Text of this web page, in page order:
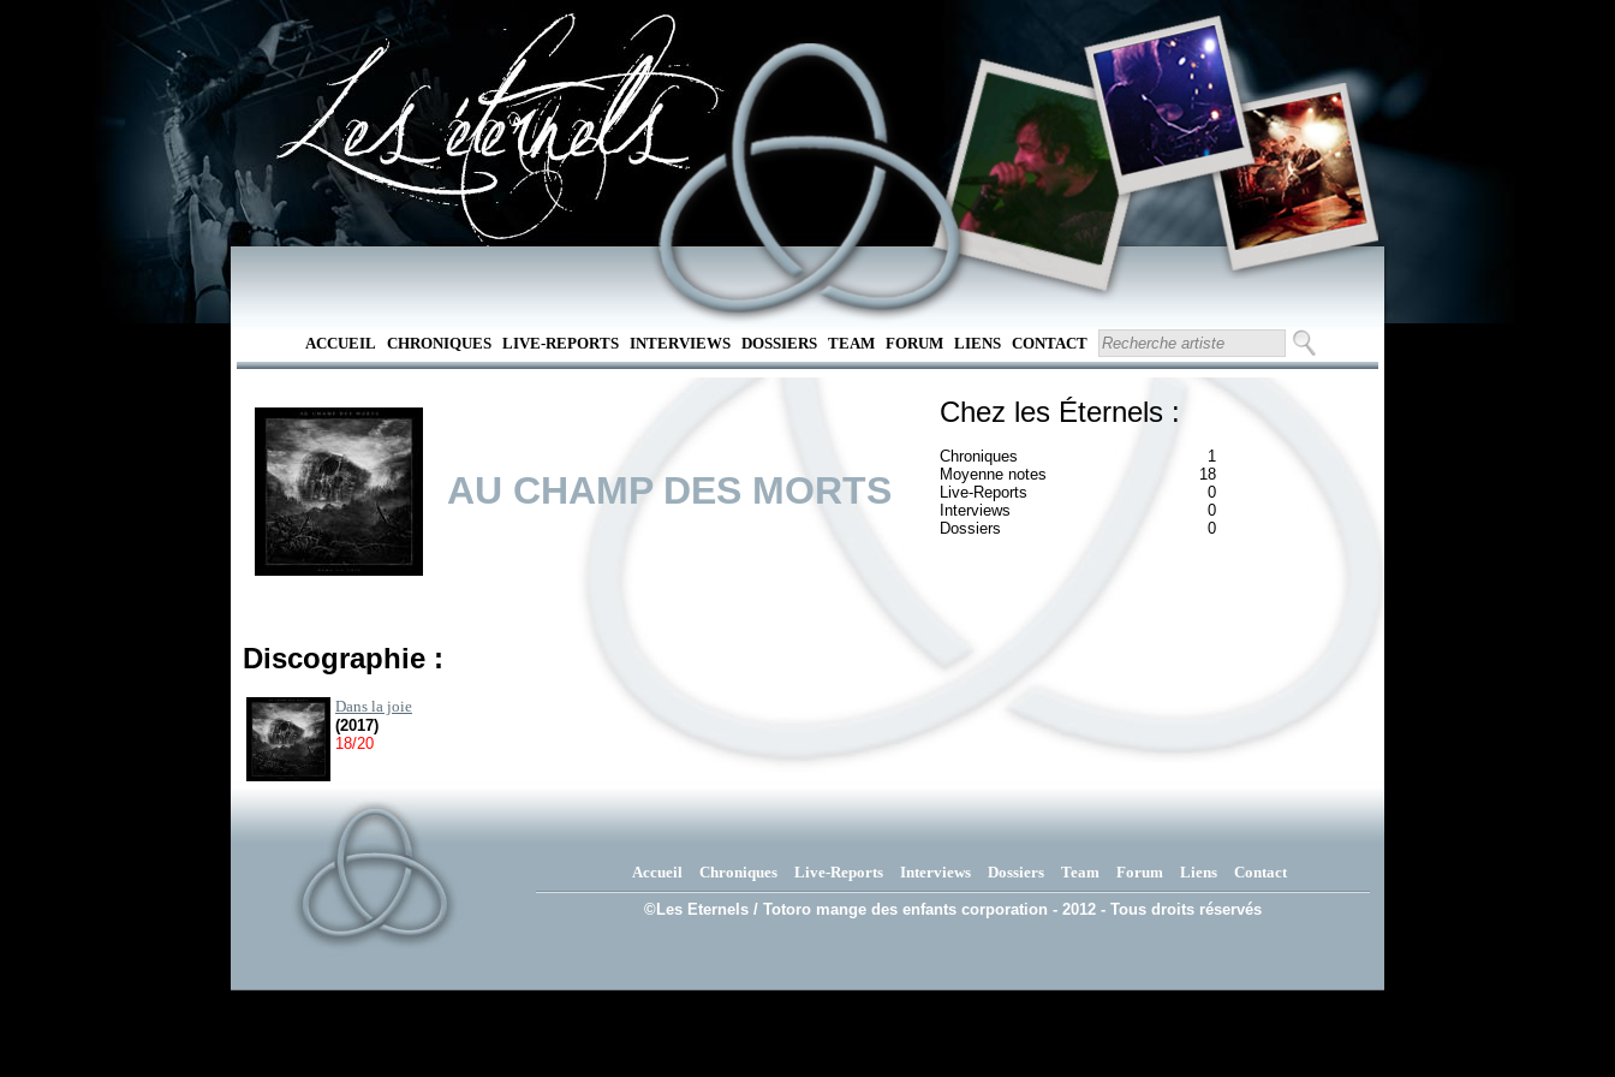
ACCUEIL CHRONIQUES LIVE-REPORTS INTERVIEWS DOSSIERS TEAM FORUM LIENS CONTACT
AU CHAMP DES MORTS
Chez les Éternels :
Chroniques
1
Moyenne notes
18
Live-Reports
0
Interviews
0
Dossiers
0
Discographie :
Dans la joie
(2017)
18/20
Accueil Chroniques Live-Reports Interviews Dossiers Team Forum Liens Contact
©Les Eternels / Totoro mange des enfants corporation - 2012 - Tous droits réservés